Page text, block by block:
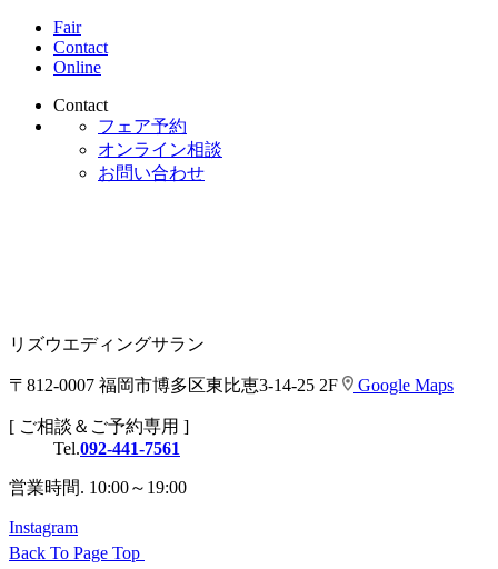
Fair
Contact
Online
Contact
フェア予約
オンライン相談
お問い合わせ
リズウエディングサラン
〒812-0007 福岡市博多区東比恵3-14-25 2F Google Maps
[ ご相談＆ご予約専用 ]
Tel.092-441-7561
営業時間. 10:00～19:00
Instagram
Back To Page Top